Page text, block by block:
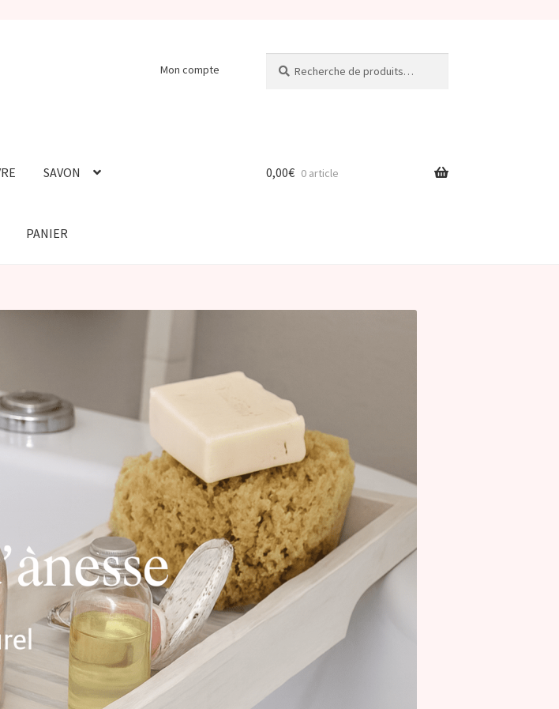
Mon compte
pour :
SAVON
PANIER
0,00€ 0 article